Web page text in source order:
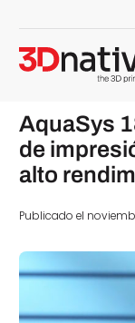
AquaSys
de
alto
Publicado el